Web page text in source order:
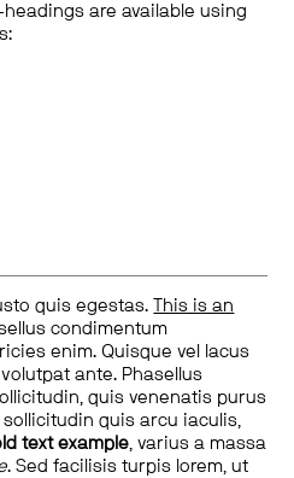
headings are available using
quis egestas.
This is an
condimentum
enim. Quisque vel lacus
ante. Phasellus
quis venenatis purus
quis arcu iaculis,
text example, varius a massa
. Sed facilisis turpis lorem, ut